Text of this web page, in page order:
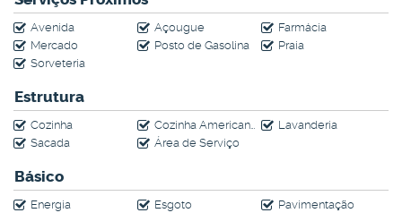
Avenida Açougue
Farmácia
Mercado
Posto de Gasolina
Praia
Sorveteria
Estrutura
Cozinha Cozinha Americana
Lavanderia
Sacada
Área de Serviço
Básico
Energia Esgoto
Pavimentação